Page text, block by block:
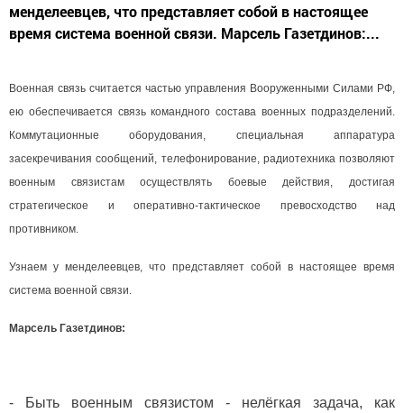
менделеевцев, что представляет собой в настоящее
время система военной связи. Марсель Газетдинов:...
Военная связь считается частью управления Вооруженными Силами РФ,
ею обеспечивается связь командного состава военных подразделений.
Коммутационные оборудования, специальная аппаратура
засекречивания сообщений, телефонирование, радиотехника позволяют
военным связистам осуществлять боевые действия, достигая
стратегическое и оперативно-тактическое превосходство над
противником.
Узнаем у менделеевцев, что представляет собой в настоящее время
система военной связи.
Марсель Газетдинов:
- Быть военным связистом - нелёгкая задача, как